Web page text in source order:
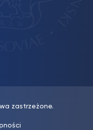
zastrzeżone.